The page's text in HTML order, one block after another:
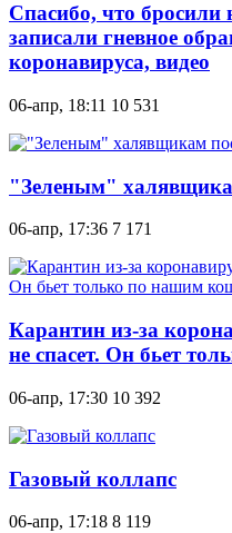
Спасибо, что бросили
записали гневное
коронавируса, видео
06-апр, 18:11 10 531
"Зеленым"
06-апр, 17:36 7 171
Карантин из-за
не спасет. Он бьет
06-апр, 17:30 10 392
Газовый коллапс
06-апр, 17:18 8 119